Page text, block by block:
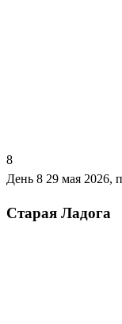
8
День 8 29 мая 2026,
Старая Ладога